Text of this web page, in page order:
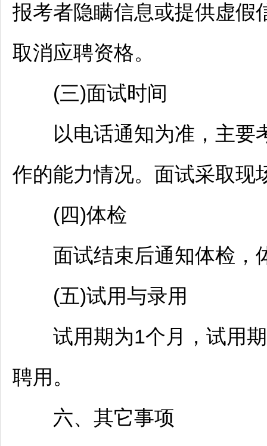
报考者隐瞒信息或提供虚假
取消应聘资格。
(三)面试时间
以电话通知为准，主要
作的能力情况。面试采取现
(四)体检
面试结束后通知体检，
(五)试用与录用
试用期为1个月，试用期
聘用。
六、其它事项